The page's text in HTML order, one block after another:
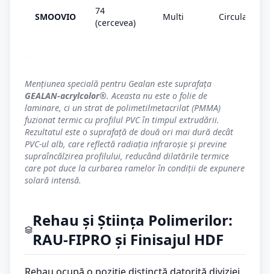
SMOOVIO
74
(cercevea)
Multi Circulare
Mențiunea specială pentru Gealan este suprafața
GEALAN-acrylcolor®. Aceasta nu este o folie de
laminare, ci un strat de polimetilmetacrilat (PMMA)
fuzionat termic cu profilul PVC în timpul extrudării.
Rezultatul este o suprafață de două ori mai dură decât
PVC-ul alb, care reflectă radiația infraroșie și previne
supraîncălzirea profilului, reducând dilatările termice
care pot duce la curbarea ramelor în condiții de expunere
solară intensă.
Rehau și Știința Polimerilor:
RAU-FIPRO și Finisajul HDF